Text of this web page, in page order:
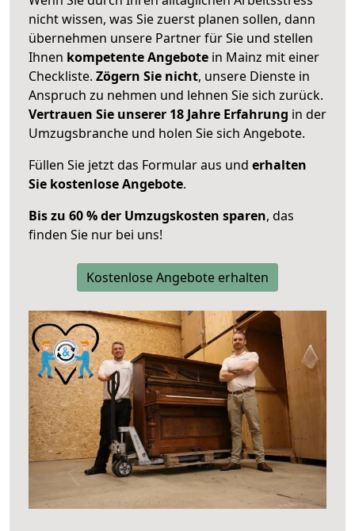
nicht wissen, was Sie zuerst planen sollen, dann
übernehmen unsere Partner für Sie und stellen
Ihnen kompetente Angebote in Mainz mit einer
Checkliste. Zögern Sie nicht, unsere Dienste in
Anspruch zu nehmen und lehnen Sie sich zurück.
Vertrauen Sie unserer 18 Jahre Erfahrung in der
Umzugsbranche und holen Sie sich Angebote.
Füllen Sie jetzt das Formular aus und erhalten
Sie kostenlose Angebote.
Bis zu 60 % der Umzugskosten sparen, das
finden Sie nur bei uns!
Kostenlose Angebote erhalten